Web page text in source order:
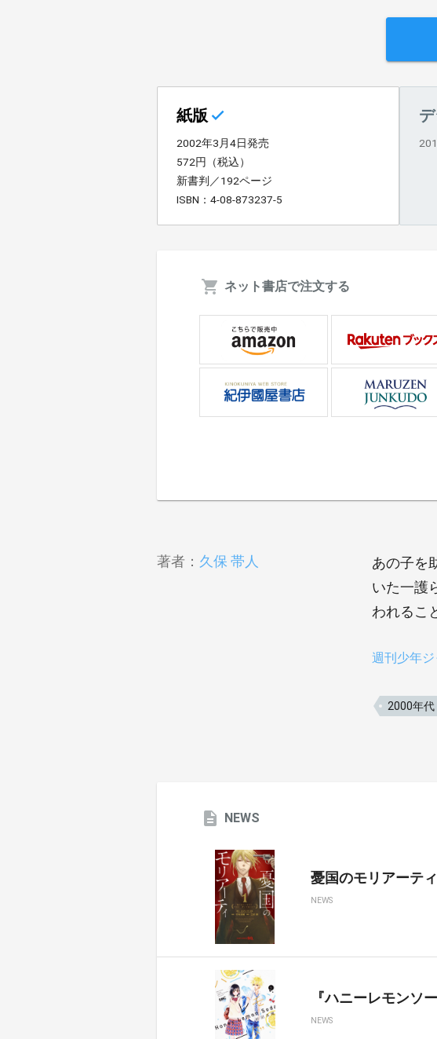
紙版
2002年3月4日発売
572円（税込）
新書判／192ページ
ISBN：4-08-873237-5
ネット書店で注文する
著者： 久保 帯人
あの子を
いた一護
われるこ
週刊少年
2000年代
NEWS
憂国のモリアーテ
NEWS
『ハニーレモンソ
NEWS